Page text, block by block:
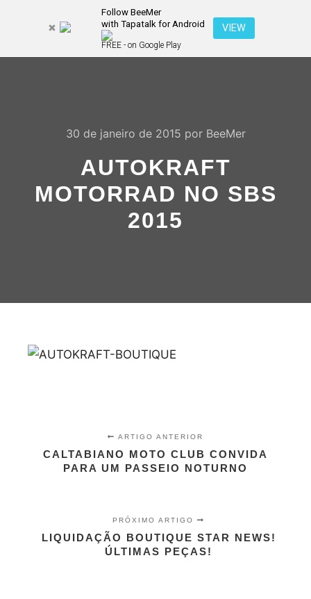
Follow BeeMer
with Tapatalk for Android
FREE - on Google Play
VIEW
30 de janeiro de 2015 por BeeMer
AUTOKRAFT
MOTORRAD NO SBS
2015
ARTIGO ANTERIOR
CALTABIANO MOTO CLUB CONVIDA
PARA UM PASSEIO NOTURNO
PRÓXIMO ARTIGO
LIQUIDAÇÃO BOUTIQUE STAR NEWS!
ÚLTIMAS PEÇAS!